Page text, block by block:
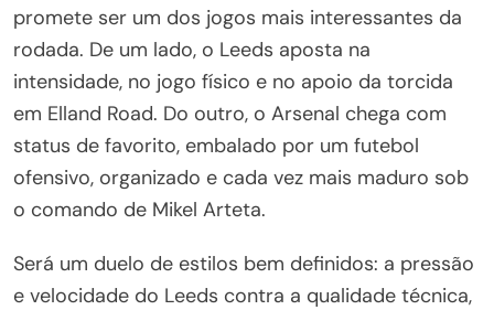
promete ser um dos jogos mais interessantes da
rodada. De um lado, o Leeds aposta na
intensidade, no jogo físico e no apoio da torcida
em Elland Road. Do outro, o Arsenal chega com
status de favorito, embalado por um futebol
ofensivo, organizado e cada vez mais maduro sob
o comando de Mikel Arteta.
Será um duelo de estilos bem definidos: a pressão
e velocidade do Leeds contra a qualidade técnica,